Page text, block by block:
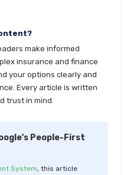
royal sundaram
vs sbi general health
vs star health
plans
make informed
insurance and finance
your options clearly and
Every article is written
trust in mind.
People-First
System, this article